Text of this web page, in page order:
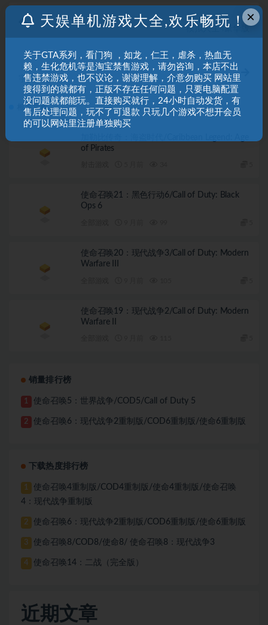
上一篇
模拟人生4豪华版
下一篇
宇宙汉堡王
相关文章
of Pirates
使命召唤21：黑色行动6/Call of Duty: Black
Ops 6
使命召唤20：现代战争3/Call of Duty: Modern
Warfare III
使命召唤19：现代战争2/Call of Duty: Modern
Warfare II
销量排行榜
1 使命召唤5：世界战争/COD5/Call of Duty 5
2 使命召唤6：现代战争2重制版/COD6重制版/使命6重制版
下载热度排行榜
1
使命召唤4重制版/COD4重制版/使命4重制版/使命召唤
4：现代战争重制版
2 使命召唤6：现代战争2重制版/COD6重制版/使命6重制版
3 使命召唤8/COD8/使命8/ 使命召唤8：现代战争3
4 使命召唤14：二战（完全版）
近期文章
×
天娱单机游戏大全,欢乐畅玩！
关于GTA系列，看门狗 ，如龙，仁王，虐杀，热血无
赖，生化危机等是淘宝禁售游戏，请勿咨询，本店不出
售违禁游戏，也不议论，谢谢理解，介意勿购买 网站里
搜得到的就都有，正版不存在任何问题，只要电脑配置
没问题就都能玩。直接购买就行，24小时自动发货，有
售后处理问题，玩不了可退款 只玩几个游戏不想开会员
的可以网站里注册单独购买